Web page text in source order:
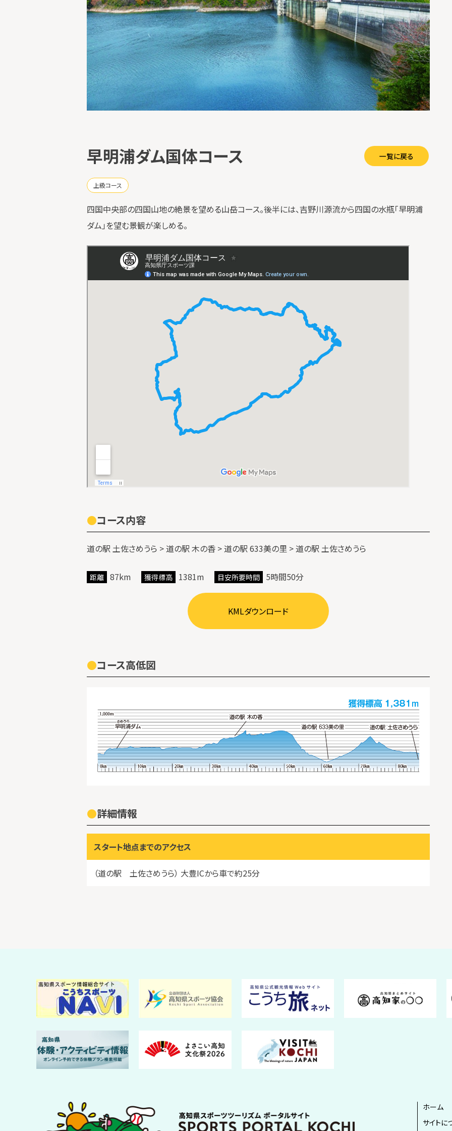
早明浦ダム国体コース 一覧に戻る
上級コース
四国中央部の四国山地の絶景を望める山岳コース。後半には、吉野川源流から四国の水瓶「早明浦
ダム」を望む景観が楽しめる。
コース内容
道の駅 土佐さめうら > 道の駅 木の香 > 道の駅 633美の里 > 道の駅 土佐さめうら
距離 87km 獲得標高 1381m 目安所要時間 5時間50分
KMLダウンロード
コース高低図
詳細情報
スタート地点までのアクセス
（道の駅 土佐さめうら） 大豊ICから車で約25分
ホーム
サイトに